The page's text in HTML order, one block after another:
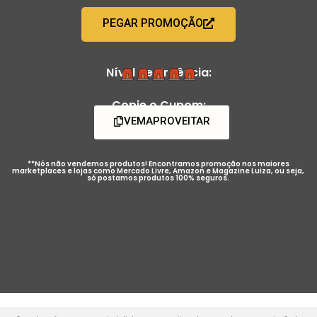
PEGAR PROMOÇÃO
Nível de Urgência:
Copie o Cupom:
VEMAPROVEITAR
**Nós não vendemos produtos! Encontramos promoção nos maiores
marketplaces e lojas como Mercado Livre, Amazon e Magazine Luiza, ou seja,
só postamos produtos 100% seguros.